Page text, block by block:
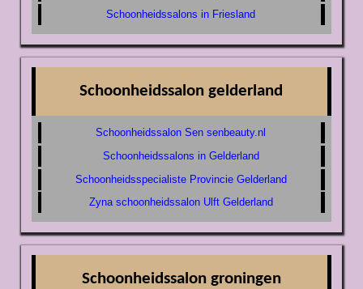
Schoonheidssalons in Friesland
Schoonheidssalon gelderland
Schoonheidssalon Sen senbeauty.nl
Schoonheidssalons in Gelderland
Schoonheidsspecialiste Provincie Gelderland
Zyna schoonheidssalon Ulft Gelderland
Schoonheidssalon groningen